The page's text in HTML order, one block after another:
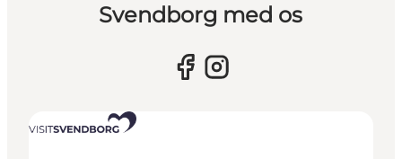
Svendborg med os